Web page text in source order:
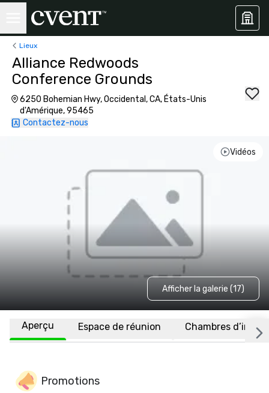
Lieux
Alliance Redwoods
Conference Grounds
6250 Bohemian Hwy, Occidental, CA, États-Unis
d'Amérique, 95465
Contactez-nous
Vidéos
Afficher la galerie (17)
Aperçu Espace de réunion Chambres
Promotions